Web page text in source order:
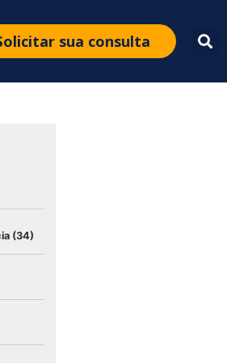
sua consulta
(34)